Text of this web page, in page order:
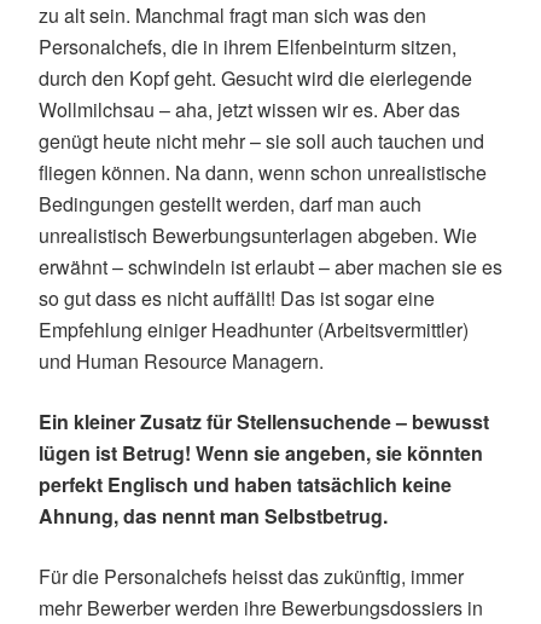
zu alt sein. Manchmal fragt man sich was den
Personalchefs, die in ihrem Elfenbeinturm sitzen,
durch den Kopf geht. Gesucht wird die eierlegende
Wollmilchsau – aha, jetzt wissen wir es. Aber das
genügt heute nicht mehr – sie soll auch tauchen und
fliegen können. Na dann, wenn schon unrealistische
Bedingungen gestellt werden, darf man auch
unrealistisch Bewerbungsunterlagen abgeben. Wie
erwähnt – schwindeln ist erlaubt – aber machen sie es
so gut dass es nicht auffällt! Das ist sogar eine
Empfehlung einiger Headhunter (Arbeitsvermittler)
und Human Resource Managern.
Ein kleiner Zusatz für Stellensuchende – bewusst
lügen ist Betrug! Wenn sie angeben, sie könnten
perfekt Englisch und haben tatsächlich keine
Ahnung, das nennt man Selbstbetrug.
Für die Personalchefs heisst das zukünftig, immer
mehr Bewerber werden ihre Bewerbungsdossiers in